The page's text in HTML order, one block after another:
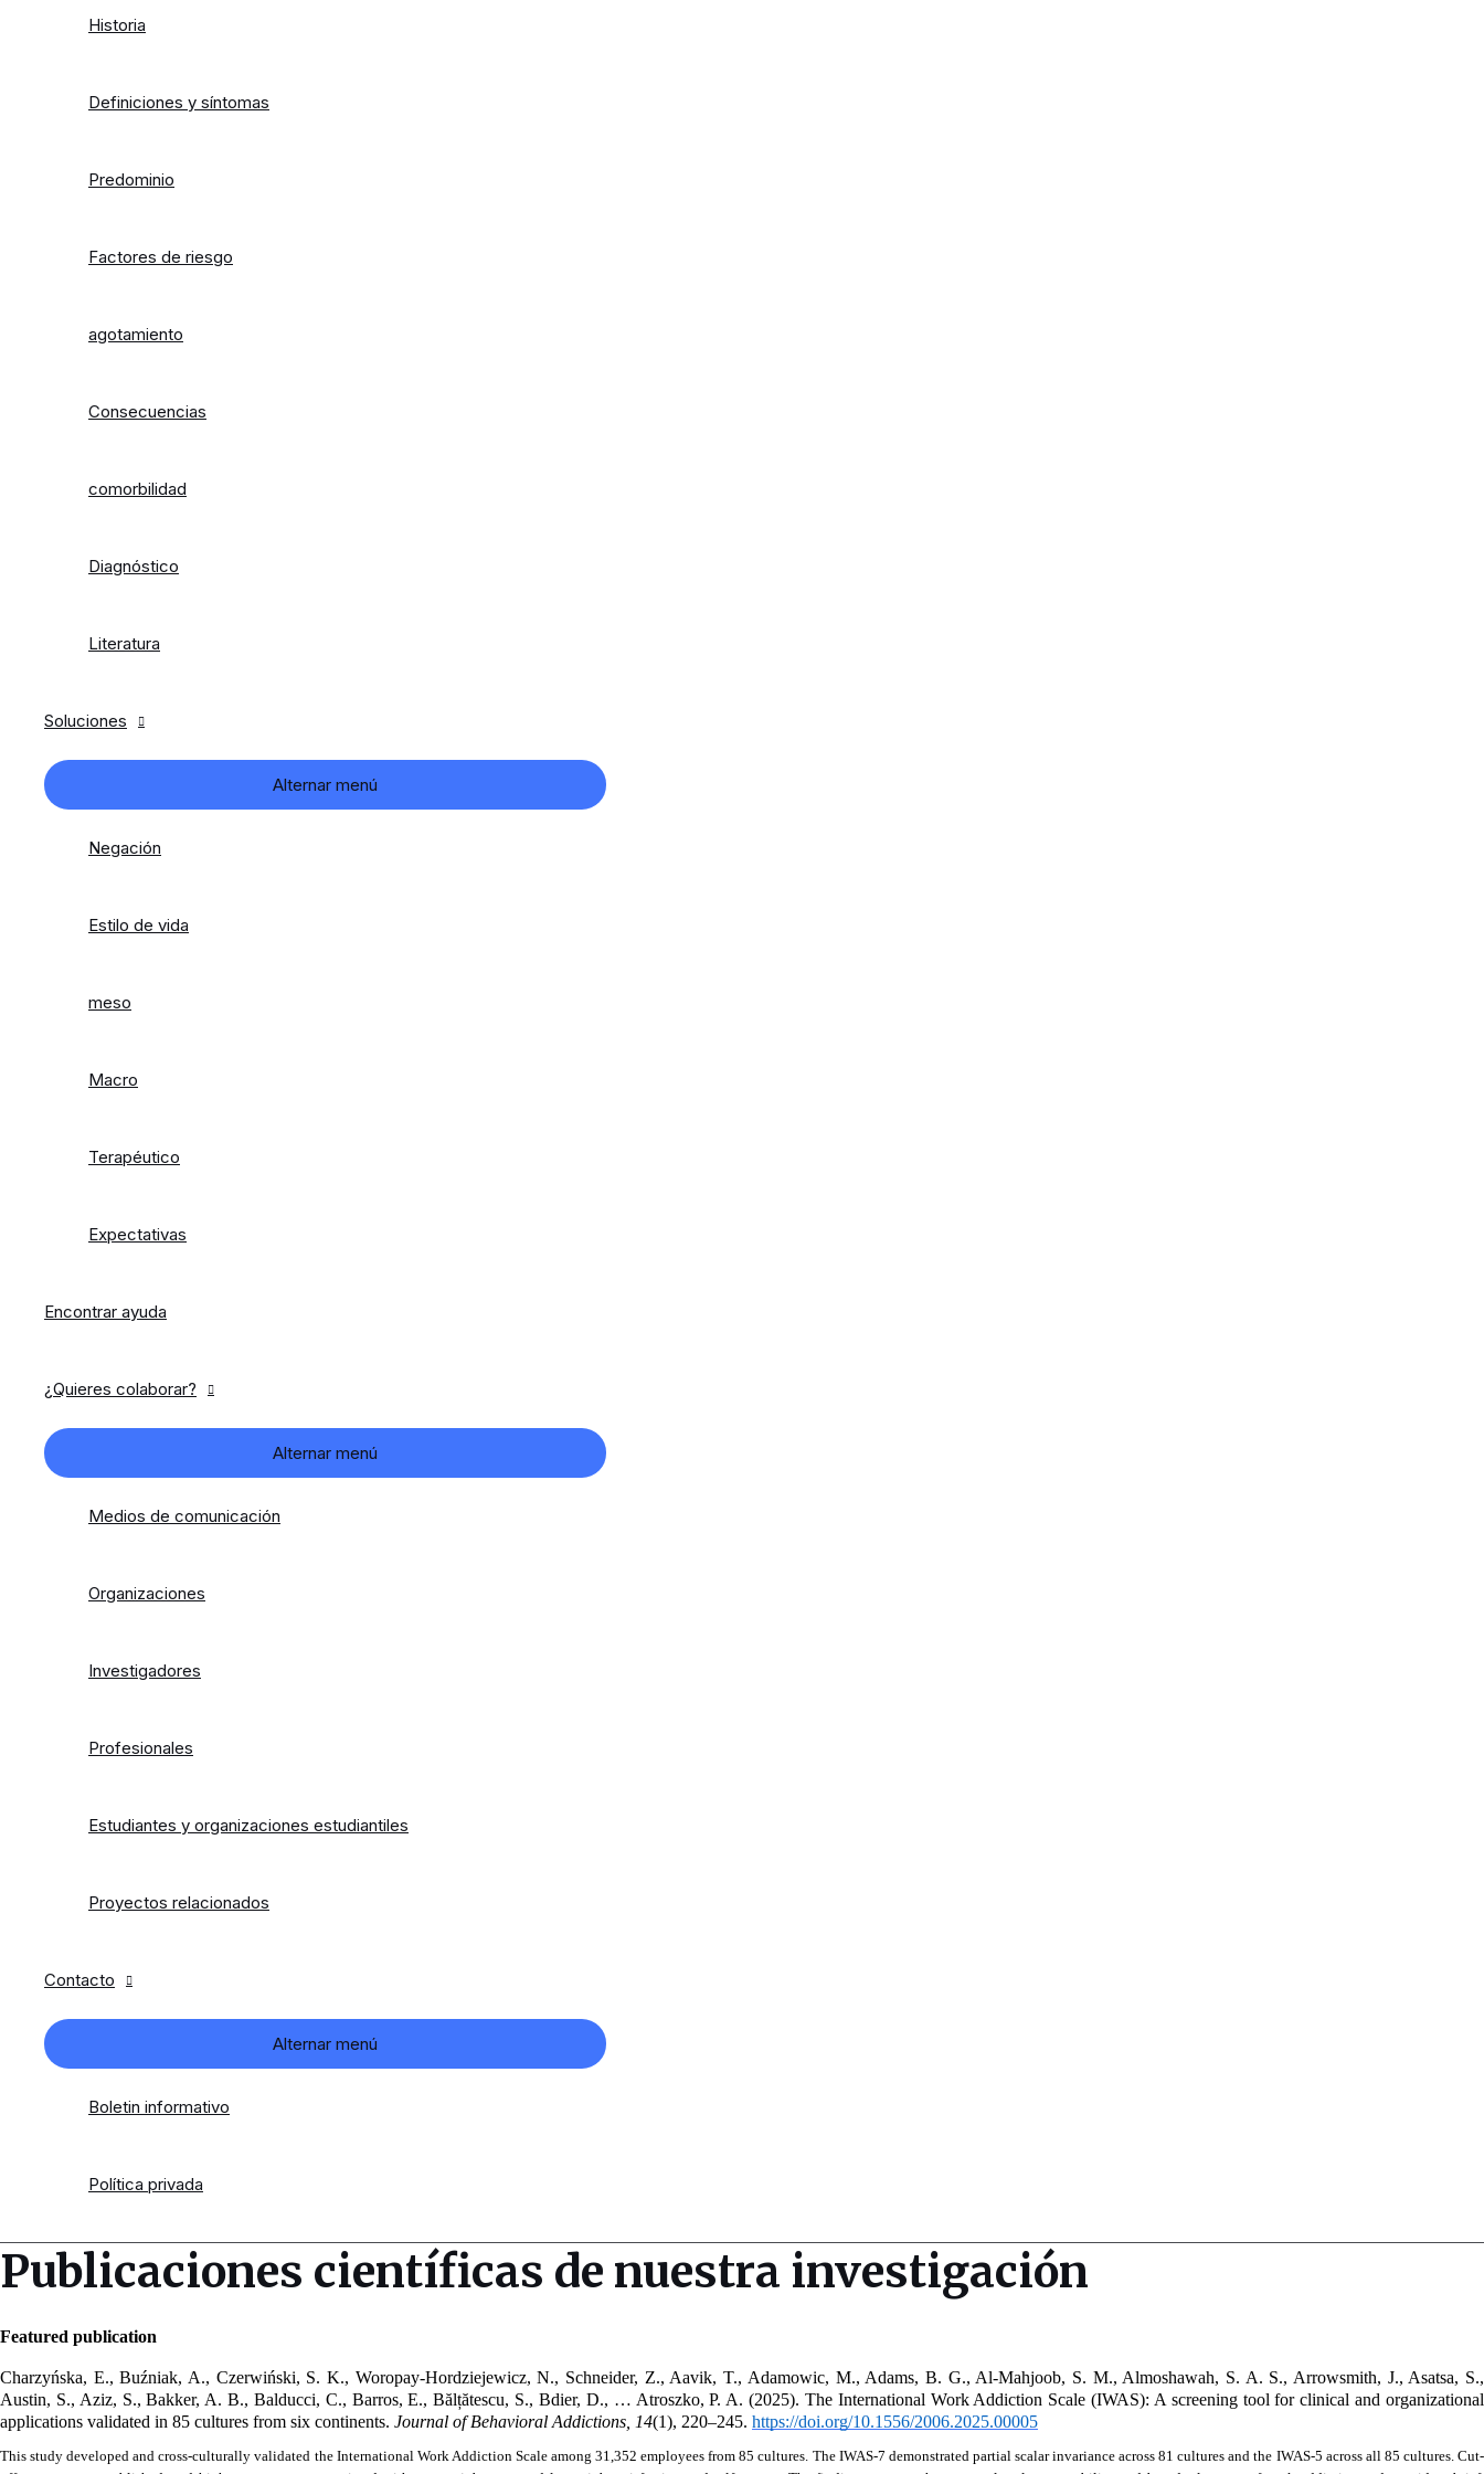
Historia
Definiciones y síntomas
Predominio
Factores de riesgo
agotamiento
Consecuencias
comorbilidad
Diagnóstico
Literatura
Soluciones
Alternar menú
Negación
Estilo de vida
meso
Macro
Terapéutico
Expectativas
Encontrar ayuda
¿Quieres colaborar?
Alternar menú
Medios de comunicación
Organizaciones
Investigadores
Profesionales
Estudiantes y organizaciones estudiantiles
Proyectos relacionados
Contacto
Alternar menú
Boletin informativo
Política privada
Publicaciones científicas de nuestra investigación
Featured publication
Charzyńska, E., Buźniak, A., Czerwiński, S. K., Woropay-Hordziejewicz, N., Schneider, Z., Aavik, T., Adamowic, M., Adams, B. G., Al-Mahjoob, S. M., Almoshawah, S. A. S., Arrowsmith, J., Asatsa, S.,
Austin, S., Aziz, S., Bakker, A. B., Balducci, C., Barros, E., Bălțătescu, S., Bdier, D., … Atroszko, P. A. (2025). The International Work Addiction Scale (IWAS): A screening tool for clinical and organizational
applications validated in 85 cultures from six continents. Journal of Behavioral Addictions, 14(1), 220–245. https://doi.org/10.1556/2006.2025.00005
This study developed and cross-culturally validated the International Work Addiction Scale among 31,352 employees from 85 cultures. The IWAS-7 demonstrated partial scalar invariance across 81 cultures and the IWAS-5 across all 85 cultures. Cut-